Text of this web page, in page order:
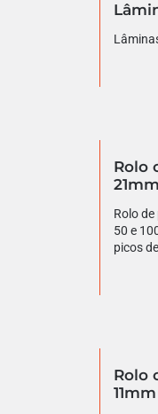
Rolo
21mm
Rolo
50 e
picos
Rolo
11mm